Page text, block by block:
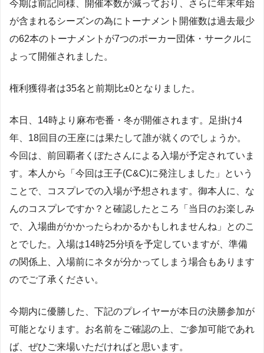
今期は前記同様、開催本数が減っており、さらに年末年始
が含まれるシーズンの為にトーナメント開催数は過去最少
の62本のトーナメントが7つのポーカー団体・サークルに
よって開催されました。
権利獲得者は35名と前期比±0となりました。
本日、14時より麻布壱番・冬が開催されます。足掛け4
年、18回目の王座には果たして誰が就くのでしょうか。
今回は、前回覇者くぼたさんによる入場が予定されていま
す。本人から「今回は王子(C&C)に発注しました」という
ことで、コスプレでの入場が予想されます。御本人に、な
んのコスプレですか？と確認したところ「当日のお楽しみ
で、入場曲がかかったらわかるかもしれませんね」とのこ
とでした。入場は14時25分頃を予定していますが、準備
の関係上、入場前にネタが分かってしまう場合もあります
のでご了承ください。
今期内に優勝した、下記のプレイヤーが本日の決勝参加が
可能となります。お名前をご確認の上、ご参加可能であれ
ば、ぜひご来場いただければと思います。